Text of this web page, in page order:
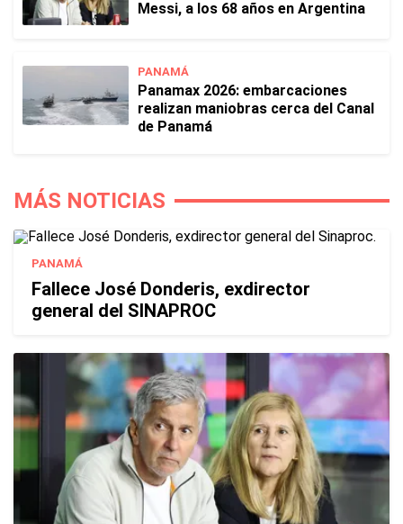
Messi, a los 68 años en Argentina
PANAMÁ
Panamax 2026: embarcaciones
realizan maniobras cerca del Canal
de Panamá
MÁS NOTICIAS
PANAMÁ
Fallece José Donderis, exdirector
general del SINAPROC